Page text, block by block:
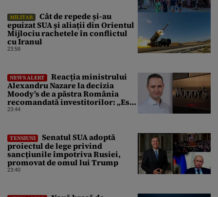
MILITAR
Cât de repede și-au
epuizat SUA și aliații din Orientul
Mijlociu rachetele în conflictul
cu Iranul
23:58
NEWS ALERT
Reacția ministrului
Alexandru Nazare la decizia
Moody’s de a păstra România
recomandată investitorilor: „Este
un răgaz, dar în niciun caz un
23:44
TENSIUNI
Senatul SUA adoptă
proiectul de lege privind
sancțiunile împotriva Rusiei,
promovat de omul lui Trump
23:40